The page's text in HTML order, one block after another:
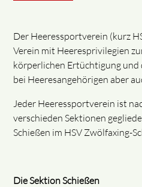
Der Heeressportverein (kurz
Verein mit Heeresprivilegien
körperlichen Ertüchtigung
bei Heeresangehörigen aber
Jeder Heeressportverein ist
verschieden Sektionen
Schießen im HSV Zwölfaxing-
Die Sektion Schießen